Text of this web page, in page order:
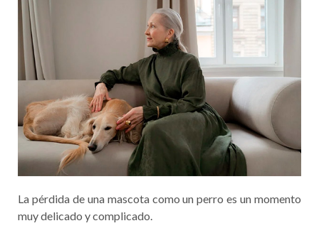
La pérdida de una mascota como un perro es un momento
muy delicado y complicado.